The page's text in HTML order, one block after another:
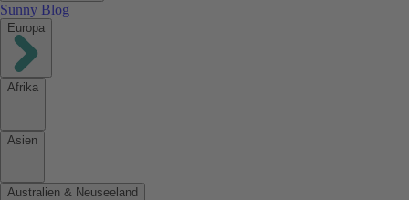
Sunny Blog
Europa
Afrika
Asien
Australien & Neuseeland